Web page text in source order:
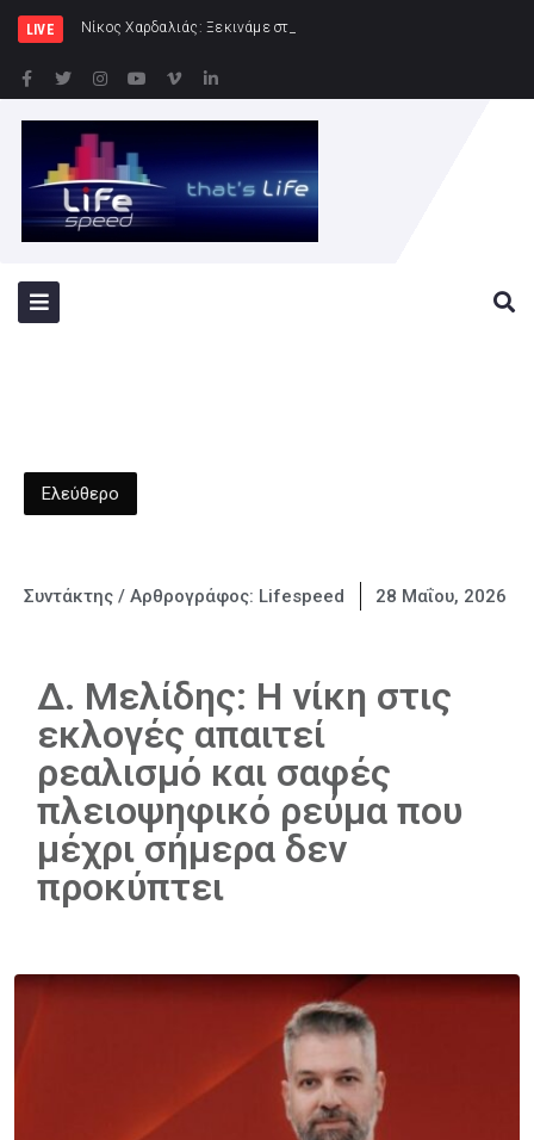
LIVE Νίκος Χαρδαλιάς: Ξεκινάμε στην Ηλιούπολη την κατασκευή
Ελεύθερο
Συντάκτης / Αρθρογράφος: Lifespeed 28 Μαΐου, 2026
Δ. Μελίδης: Η νίκη στις
εκλογές απαιτεί
ρεαλισμό και σαφές
πλειοψηφικό ρεύμα που
μέχρι σήμερα δεν
προκύπτει